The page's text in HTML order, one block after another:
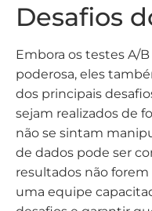
Desafios
Embora os testes A/
poderosa, eles
dos principais
sejam realizados de
não se sintam
de dados pode ser
resultados não
uma equipe